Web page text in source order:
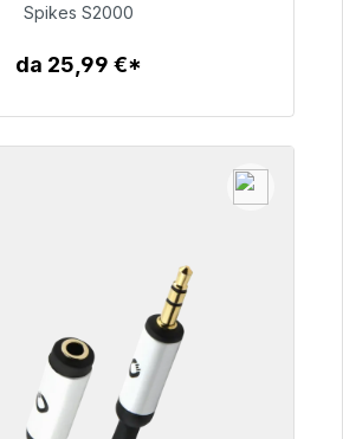
51,49 €
Spikes S2000
da 25,99 €*